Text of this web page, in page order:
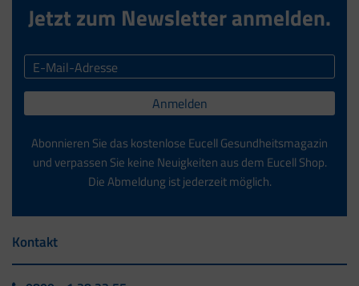
Jetzt zum Newsletter anmelden.
Anmelden
Abonnieren Sie das kostenlose Eucell Gesundheitsmagazin
und verpassen Sie keine Neuigkeiten aus dem Eucell Shop.
Die Abmeldung ist jederzeit möglich.
Kontakt